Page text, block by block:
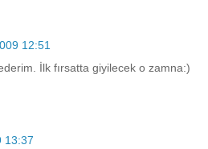
12:51
İlk fırsatta giyilecek o zamna:)
13:37